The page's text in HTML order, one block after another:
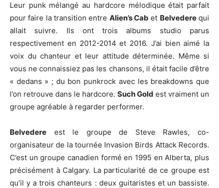
Leur punk mélangé au hardcore mélodique était parfait
pour faire la transition entre Alien’s Cab et Belvederequi
allait suivre. Ils ont trois albums studio parus
respectivement en 2012-2014 et 2016. J’ai bien aimé la
voix du chanteur et leur attitude déterminée. Même si
vous ne connaissiez pas les chansons, il était facile d’être
« dedans » ; du bon punkrock avec les breakdowns que
l’on retrouve dans le hardcore. Such Gold est vraiment un
groupe agréable à regarder performer.
Belvedere est le groupe de Steve Rawles, co-
organisateur de la tournée Invasion Birds Attack Records.
C’est un groupe canadien formé en 1995 en Alberta, plus
précisément à Calgary. La particularité de ce groupe est
qu’il y a trois chanteurs : deux guitaristes et un bassiste.